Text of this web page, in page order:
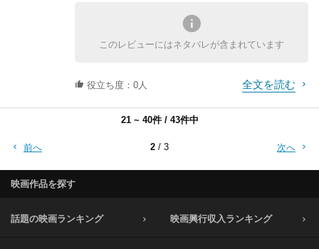
コマンドーと戦うプレデター、これが一番面白いの
でも口で説明する訳にはいかない。どう考えても口
で説明しただけでは
きる話でもない。
てもらうしかない。
から
て欲しかったのだろう。
気になって、「燃えよ～」を観直してみた。
ど存在していない
という事だった。
撮られていない、という事だ。
決闘シーンでの最初の一撃であろう。
手を合わせ、パクサオ→右リードをコンマ何秒とい
ところがいざフタを開けてみて、とてもしっかりと
テトラポットの間に浮遊している靴を妹のものだと
拾い上げてもらう、というくだりまでを、省略的な
タイトルバック直前の、美しい夕焼けをバックに、
を横切るカモメにまで
フレーム・イン→アウトをしていきます。
このレビューにはネタバレが含まれています
役立ち度：0人 全文を読む
21 ~ 40件 / 43件中
前へ 2 / 3 次へ
映画作品を探す
話題の映画ランキング 映画興行収入ランキング